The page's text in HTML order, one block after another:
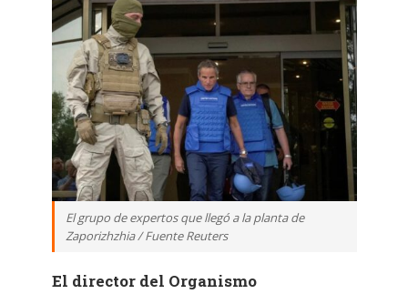
El grupo de expertos que llegó a la planta de
Zaporizhzhia / Fuente Reuters
El director del Organismo